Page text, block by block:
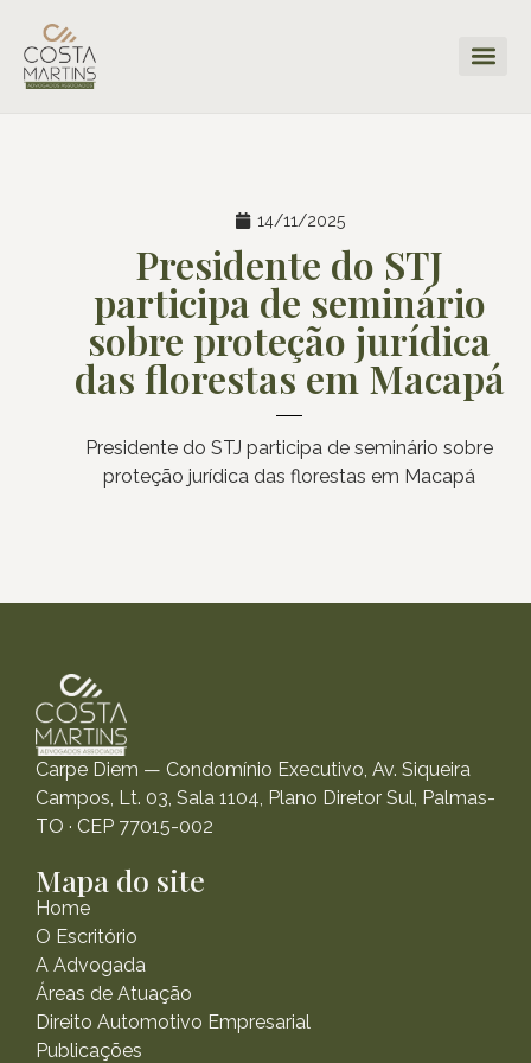
14/11/2025
Presidente do STJ
participa de seminário
sobre proteção jurídica
das florestas em Macapá
Presidente do STJ participa de seminário sobre
proteção jurídica das florestas em Macapá
Carpe Diem — Condomínio Executivo, Av. Siqueira
Campos, Lt. 03, Sala 1104, Plano Diretor Sul, Palmas-
TO · CEP 77015-002
Mapa do site
Home
O Escritório
A Advogada
Áreas de Atuação
Direito Automotivo Empresarial
Publicações